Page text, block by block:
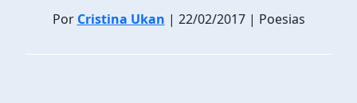
Por Cristina Ukan | 22/02/2017 | Poesias